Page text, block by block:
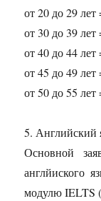
от 20 до 29 лет
от 30 до 39 лет
от 40 до 44 лет
от 45 до 49 лет
от 50 до 55 лет
5. Английский
Основной
англйиского
модулю IELTS